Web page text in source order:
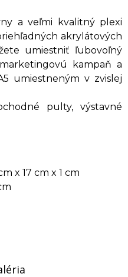
a veľmi kvalitný plexi
akrylátových
umiestniť ľubovoľný
kampaň a
umiestneným v zvislej
pulty, výstavné
x 17 cm x 1 cm